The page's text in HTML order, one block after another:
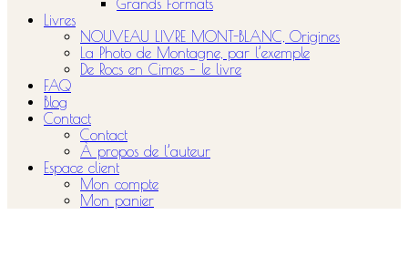
Grands Formats
Livres
NOUVEAU LIVRE MONT-BLANC, Origines
La Photo de Montagne, par l’exemple
De Rocs en Cimes – le livre
FAQ
Blog
Contact
Contact
À propos de l’auteur
Espace client
Mon compte
Mon panier